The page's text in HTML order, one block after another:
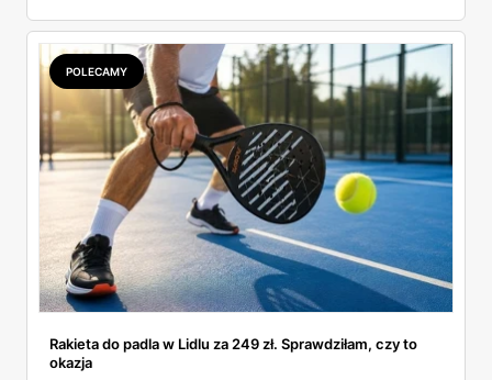
POLECAMY
Rakieta do padla w Lidlu za 249 zł. Sprawdziłam, czy to
okazja